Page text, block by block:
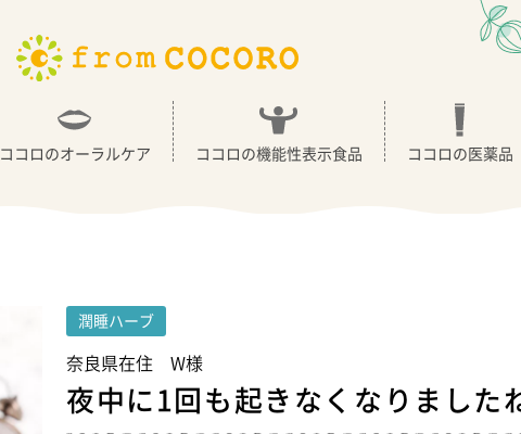
ココロのオーラルケア ココロの機能性表示食品 ココロの医薬品
潤睡ハーブ
奈良県在住 W様
夜中に1回も起きなくなりました